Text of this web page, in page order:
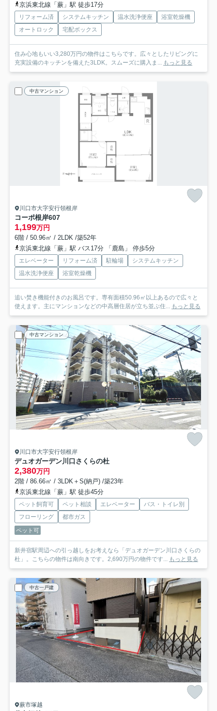
京浜東北線「蕨」駅 徒歩17分
リフォーム済 システムキッチン 温水洗浄便座
浴室乾燥機
オートロック
宅配ボックス
住み心地もいい3,280万円の物件はこちらです。広々としたリビングに
充実設備のキッチンを備えた3LDK。スムーズに購入ま...
もっと見る
中古マンション
川口市大字安行領根岸
コーポ根岸607
1,199万円
6階 / 50.96㎡ / 2LDK /築52年
京浜東北線「蕨」駅 バス17分 「鹿島」 停歩5分
エレベーター リフォーム済 駐輪場
システムキッチン
温水洗浄便座
浴室乾燥機
追い焚き機能付きのお風呂です。専有面積50.96㎡以上あるので広々と
使えます。主にマンションなどの中高層住居が立ち並ぶ住...
もっと見る
中古マンション
川口市大字安行領根岸
デュオガーデン川口さくらの杜
2,380万円
2階 / 86.66㎡ / 3LDK＋S(納戸) /築23年
京浜東北線「蕨」駅 徒歩45分
ペット飼育可 ペット相談 エレベーター
バス・トイレ別
フローリング
都市ガス
ペット可
新井宿駅周辺への引っ越しをお考えなら「デュオガーデン川口さくらの
杜」。こちらの物件は南向きです。2,690万円の物件です...
もっと見る
中古一戸建
蕨市塚越